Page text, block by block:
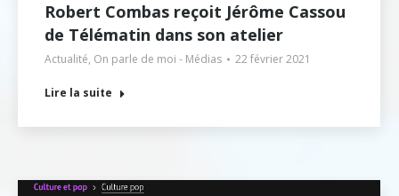
Robert Combas reçoit Jérôme Cassou
de Télématin dans son atelier
Actualité, On parle de moi - Médias 22 février 2021
Lire la suite